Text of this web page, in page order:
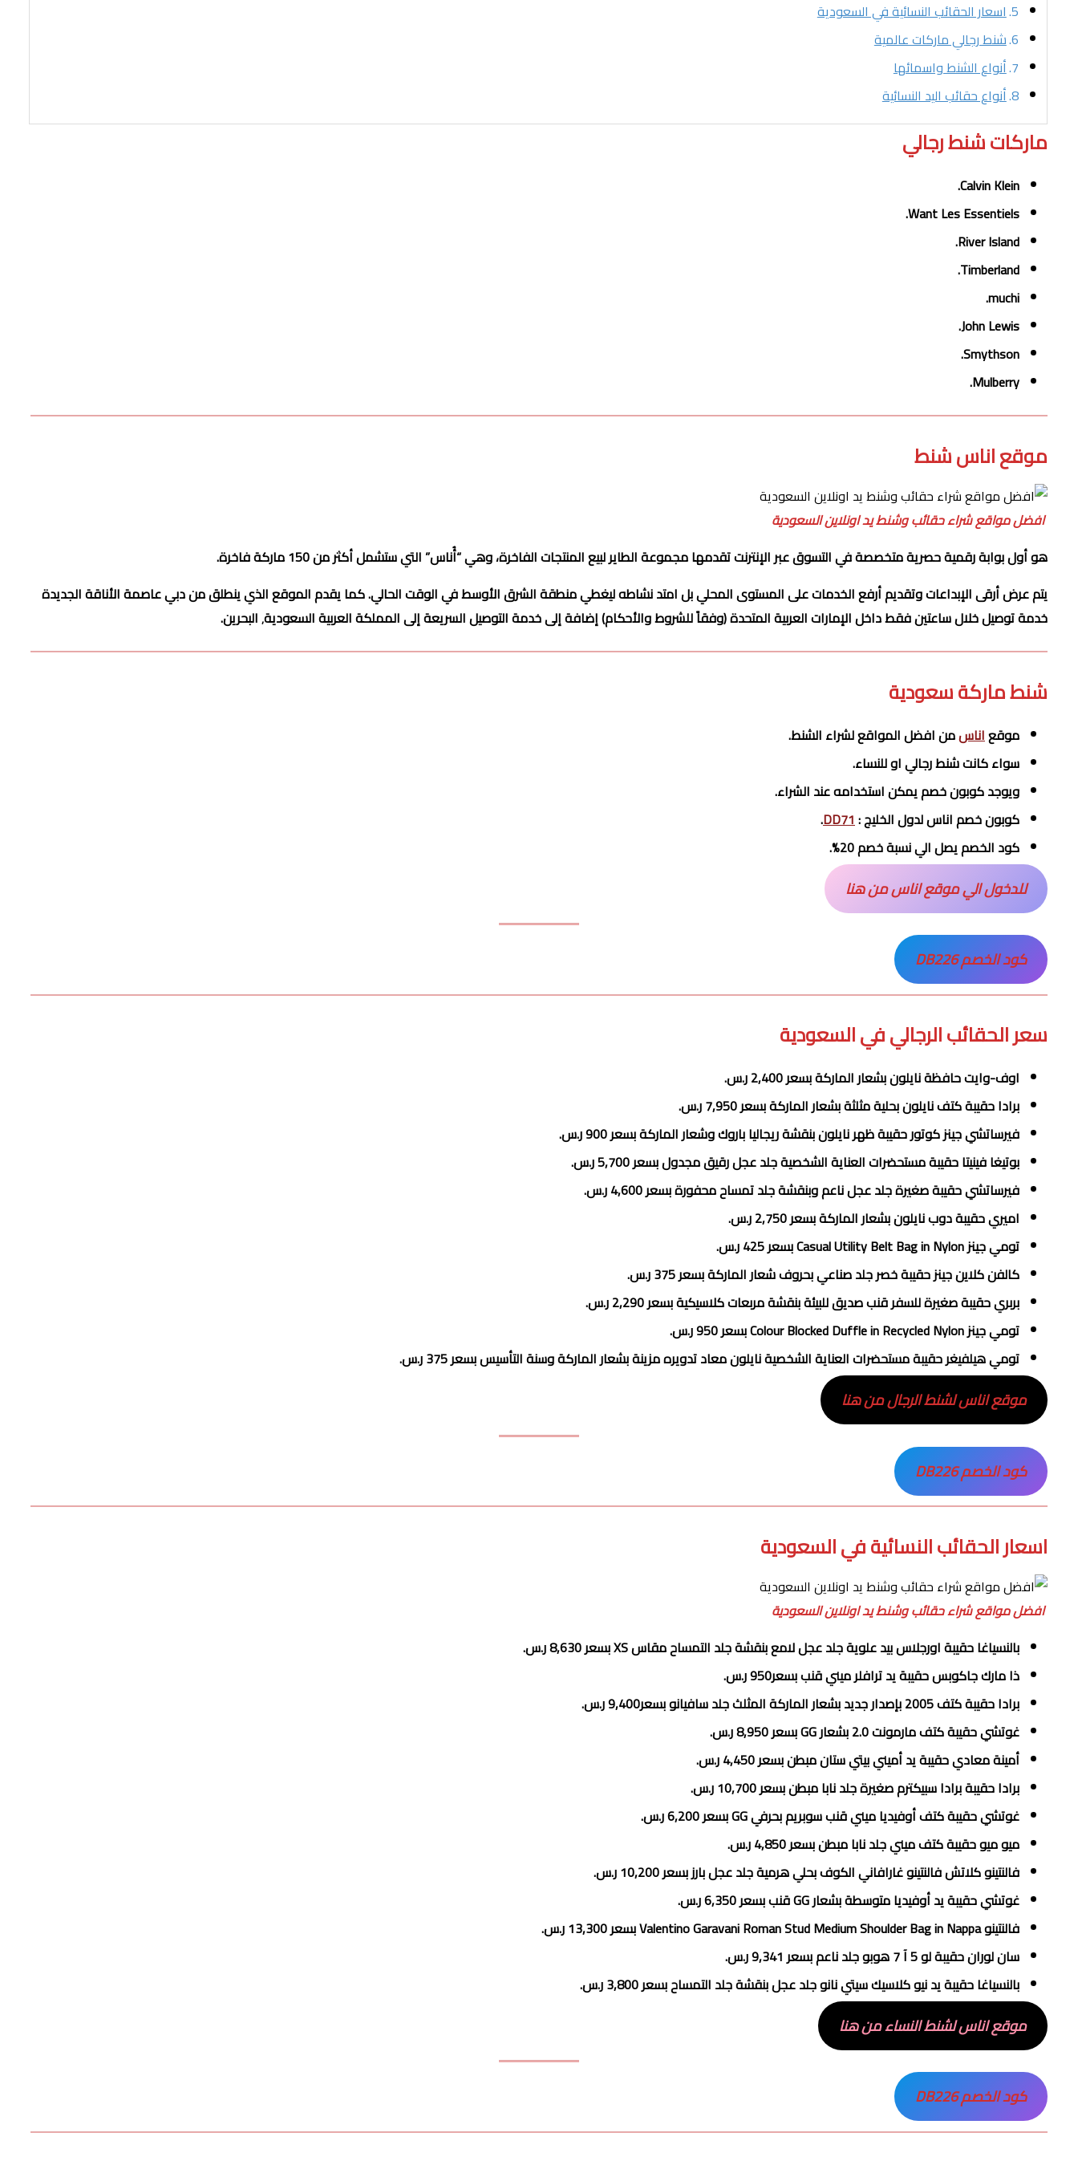
اسعار الحقائب النسائية في السعودية
شنط رجالي ماركات عالمية
أنواع الشنط واسمائها
أنواع حقائب اليد النسائية
ماركات شنط رجالي
Calvin Klein.
Want Les Essentiels.
River Island.
Timberland.
muchi.
John Lewis.
Smythson.
Mulberry.
موقع اناس شنط
افضل مواقع شراء حقائب وشنط يد اونلاين السعودية
هو أول بوابة رقمية حصرية متخصصة في التسوق عبر الإنترنت تقدمها مجموعة الطاير لبيع المنتجات الفاخرة، وهي “أُناس” التي ستشمل أكثر من 150 ماركة فاخرة.
يتم عرض أرقى الإبداعات وتقديم أرفع الخدمات على المستوى المحلي بل امتد نشاطه ليغطي منطقة الشرق الأوسط في الوقت الحالي. كما يقدم الموقع الذي ينطلق من دبي عاصمة الأناقة الجديدة
خدمة توصيل خلال ساعتين فقط داخل الإمارات العربية المتحدة (وفقاً للشروط والأحكام) إضافة إلى خدمة التوصيل السريعة إلى المملكة العربية السعودية٬ البحرين.
شنط ماركة سعودية
موقعاناسمن افضل المواقع لشراء الشنط.
سواء كانت شنط رجالي او للنساء.
ويوجد كوبون خصم يمكن استخدامه عند الشراء.
كوبون خصم اناس لدول الخليج :DD71
.
كود الخصم يصل الي نسبة خصم 20%.
للدخول الي موقع اناس من هنا
كود الخصم DB226
سعر الحقائب الرجالي في السعودية
اوف-وايت حافظة نايلون بشعار الماركة بسعر 2,400‏ ر.س.
برادا حقيبة كتف نايلون بحلية مثلثة بشعار الماركة بسعر 7,950‏ ر.س.
فيرساتشي جينز كوتور حقيبة ظهر نايلون بنقشة ريجاليا باروك وشعار الماركة بسعر 900‏ ر.س.
بوتيغا فينيتا حقيبة مستحضرات العناية الشخصية جلد عجل رقيق مجدول بسعر 5,700‏ ر.س.
فيرساتشي حقيبة صغيرة جلد عجل ناعم وبنقشة جلد تمساح محفورة بسعر 4,600‏ ر.س.
اميري حقيبة دوب نايلون بشعار الماركة بسعر 2,750‏ ر.س.
تومي جينز Casual Utility Belt Bag in Nylon بسعر 425‏ ر.س.
كالفن كلاين جينز حقيبة خصر جلد صناعي بحروف شعار الماركة بسعر 375‏ ر.س.
بربري حقيبة صغيرة للسفر قنب صديق للبيئة بنقشة مربعات كلاسيكية بسعر 2,290‏ ر.س.
تومي جينز Colour Blocked Duffle in Recycled Nylon بسعر 950‏ ر.س.
تومي هيلفيغر حقيبة مستحضرات العناية الشخصية نايلون معاد تدويره مزينة بشعار الماركة وسنة التأسيس بسعر 375‏ ر.س.
موقع اناس لشنط الرجال من هنا
كود الخصم DB226
اسعار الحقائب النسائية في السعودية
افضل مواقع شراء حقائب وشنط يد اونلاين السعودية
بالنسياغا حقيبة اورجلاس بيد علوية جلد عجل لامع بنقشة جلد التمساح مقاس XS بسعر 8,630‏ ر.س.
ذا مارك جاكوبس حقيبة يد ترافلر ميني قنب بسعر950‏ ر.س.
برادا حقيبة كتف 2005 بإصدار جديد بشعار الماركة المثلث جلد سافيانو بسعر9,400‏ ر.س.
غوتشي حقيبة كتف مارمونت 2.0 بشعار GG بسعر 8,950‏ ر.س.
أمينة معادي حقيبة يد أميني بيتي ستان مبطن بسعر 4,450‏ ر.س.
برادا حقيبة برادا سبيكترم صغيرة جلد نابا مبطن بسعر 10,700‏ ر.س.
غوتشي حقيبة كتف أوفيديا ميني قنب سوبريم بحرفي GG بسعر 6,200‏ ر.س.
ميو ميو حقيبة كتف ميني جلد نابا مبطن بسعر 4,850‏ ر.س.
فالنتينو كلاتش فالنتينو غارافاني الكوف بحلي هرمية جلد عجل بارز بسعر 10,200‏ ر.س.
غوتشي حقيبة يد أوفيديا متوسطة بشعار GG قنب بسعر 6,350‏ ر.س.
فالنتينو Valentino Garavani Roman Stud Medium Shoulder Bag in Nappa بسعر 13,300‏ ر.س.
سان لوران حقيبة لو 5 آ 7 هوبو جلد ناعم بسعر 9,341‏ ر.س.
بالنسياغا حقيبة يد نيو كلاسيك سيتي نانو جلد عجل بنقشة جلد التمساح بسعر 3,800‏ ر.س.
موقع اناس لشنط النساء من هنا
كود الخصم DB226